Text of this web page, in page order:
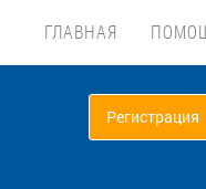
ГЛАВНАЯ
Регистрация